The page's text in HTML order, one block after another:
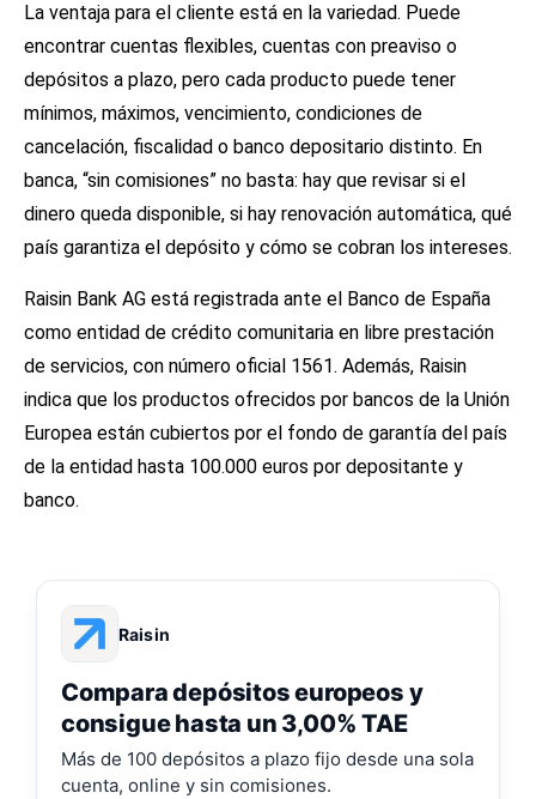
La ventaja para el cliente está en la variedad. Puede
encontrar cuentas flexibles, cuentas con preaviso o
depósitos a plazo, pero cada producto puede tener
mínimos, máximos, vencimiento, condiciones de
cancelación, fiscalidad o banco depositario distinto. En
banca, “sin comisiones” no basta: hay que revisar si el
dinero queda disponible, si hay renovación automática, qué
país garantiza el depósito y cómo se cobran los intereses.
Raisin Bank AG está registrada ante el Banco de España
como entidad de crédito comunitaria en libre prestación
de servicios, con número oficial 1561. Además, Raisin
indica que los productos ofrecidos por bancos de la Unión
Europea están cubiertos por el fondo de garantía del país
de la entidad hasta 100.000 euros por depositante y
banco.
Raisin
Compara depósitos europeos y
consigue hasta un 3,00% TAE
Más de 100 depósitos a plazo fijo desde una sola
cuenta, online y sin comisiones.